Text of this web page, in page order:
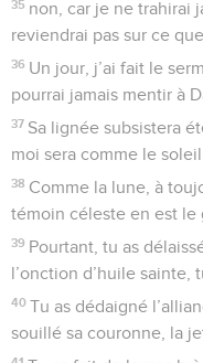
bras puissant que tes
côtés.
12 A toi appartient le ciel
contenu, tu les as
13 Et le Nord et le Midi,
l’Hermon dans leur joie
14 Ton bras est armé de
droite est exaltée.
15 Les assises de ton
vérité marchent devant
16
Oh ! qu’il est
Eternel, à ta lumière, il